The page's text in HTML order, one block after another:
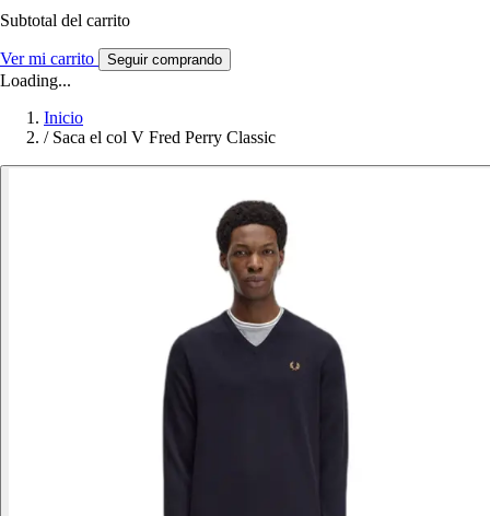
Subtotal del carrito
Ver mi carrito Seguir comprando
Loading...
Inicio
/ Saca el col V Fred Perry Classic